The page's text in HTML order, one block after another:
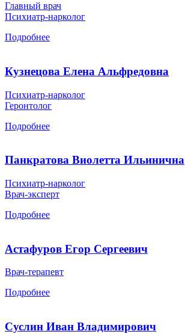
Главный врач
Психиатр-нарколог
Подробнее
Кузнецова Елена Альфредовна
Психиатр-нарколог
Геронтолог
Подробнее
Панкратова Виолетта Ильинична
Психиатр-нарколог
Врач-эксперт
Подробнее
Астафуров Егор Сергеевич
Врач-терапевт
Подробнее
Суслин Иван Владимирович